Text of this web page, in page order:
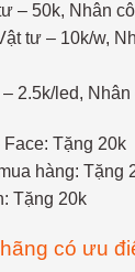
– 50k, Nhân
tư – 10k/w,
2.5k/led,
Tặng 20k
hàng: Tặng
Tặng 20k
có ưu